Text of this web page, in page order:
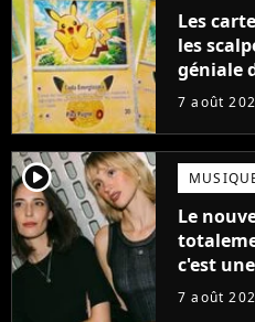
Les
les
géniale
ruiner
7 août
player2
Le
c'est
7 août